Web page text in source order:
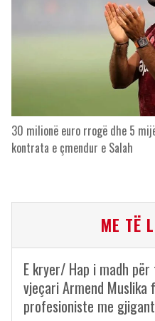
30 milionë euro rrogë dhe 5
kontrata e çmendur e Salah
ME TË
E kryer/ Hap i madh
vjeçari Armend
profesioniste me